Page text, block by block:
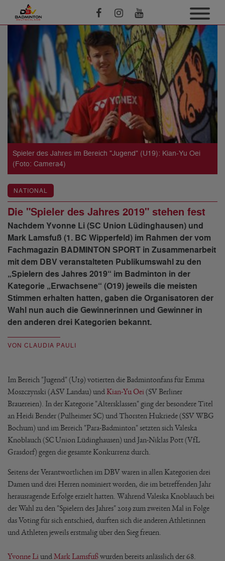
Spieler des Jahres im Bereich "Jugend" (U19): Kian-Yu Oei
(Foto: Camera4)
NATIONAL
Die "Spieler des Jahres 2019" stehen fest
Nachdem Yvonne Li (SC Union Lüdinghausen) und
Mark Lamsfuß (1. BC Wipperfeld) im Rahmen der vom
Fachmagazin BADMINTON SPORT in Zusammenarbeit
mit dem DBV veranstalteten Publikumswahl zu den
„Spielern des Jahres 2019“ im Badminton in der
Kategorie „Erwachsene“ (O19) jeweils die meisten
Stimmen erhalten hatten, gaben die Organisatoren der
Wahl nun auch die Gewinnerinnen und Gewinner in
den anderen drei Kategorien bekannt.
VON CLAUDIA PAULI
Im Bereich "Jugend" (U19) votierten die Badmintonfans für Emma
Moszczynski (ASV Landau) undKian-Yu Oei (SV Berliner
Brauereien). In der Kategorie "Altersklassen" ging der besondere Titel
an Heidi Bender (Pulheimer SC) und Thorsten Hukriede (SSV WBG
Bochum) und im Bereich "Para-Badminton" setzten sich Valeska
Knoblauch (SC Union Lüdinghausen) und Jan-Niklas Pott (VfL
Grasdorf) gegen die gesamte Konkurrenz durch.
Seitens der Verantwortlichen im DBV waren in allen Kategorien drei
Damen und drei Herren nominiert worden, die im betreffenden Jahr
herausragende Erfolge erzielt hatten. Während Valeska Knoblauch bei
der Wahl zu den "Spielern des Jahres" 2019 zum zweiten Mal in Folge
das Voting für sich entschied, durften sich die anderen Athletinnen
und Athleten jeweils erstmalig über den Sieg freuen.
Yvonne Li undMark Lamsfußwurden bereits anlässlich der 68.